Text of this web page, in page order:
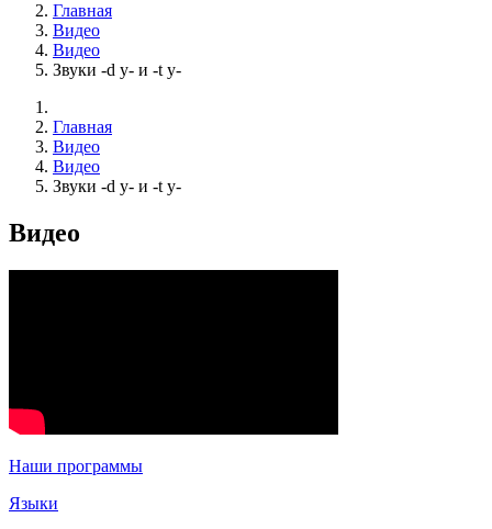
Главная
Видео
Видео
Звуки -d y- и -t y-
Главная
Видео
Видео
Звуки -d y- и -t y-
Видео
Наши программы
Языки